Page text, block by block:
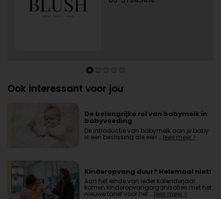
Ook interessant voor jou
De belangrijke rol van babymelk in
babyvoeding
De introductie van babymelk aan je baby
is een beslissing die een … lees meer >
Kinderopvang duur? Helemaal niet!
Aan het einde van ieder kalenderjaar
komen kinderopvangorganisaties met het
nieuwe tarief voor het … lees meer >